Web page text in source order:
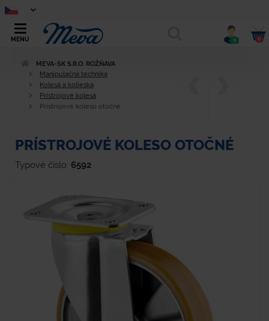
MENU 0 0
MEVA-SK S.R.O. ROŽŇAVA
Manipulačná technika
Kolesá a kolieska
Prístrojové kolesá
Prístrojové koleso otočné
PRÍSTROJOVÉ KOLESO OTOČNÉ
Typové číslo: 6592